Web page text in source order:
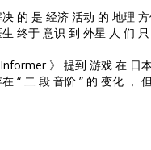
的 是 经济 活动 的 地理
生 终于 意识 到 外星 人 们
》 提到 游戏 在 日
“ 二 段 音阶 ” 的 变化 ，